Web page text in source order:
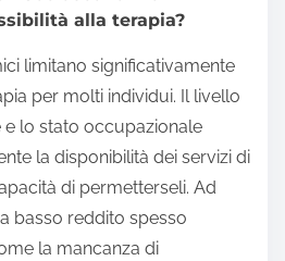
alla terapia?
limitano significativamente
per molti individui. Il livello
e lo stato occupazionale
la disponibilità dei servizi di
di permetterseli. Ad
basso reddito spesso
la mancanza di